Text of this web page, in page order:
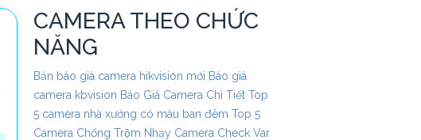
CAMERA THEO CHỨC
NĂNG
Bản báo giá camera hikvision mới Báo giá
camera kbvision Báo Giá Camera Chi Tiết Top
5 camera nhà xưởng có màu ban đêm Top 5
Camera Chống Trộm Nhạy Camera Check Var